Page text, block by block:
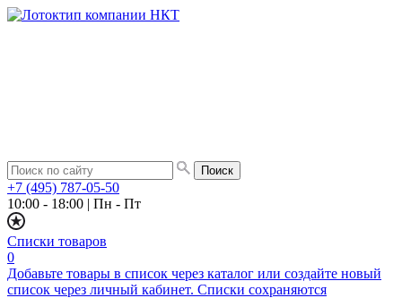
+7 (495) 787-05-50
10:00 - 18:00 | Пн - Пт
Списки товаров
0
Добавьте товары в список через каталог или создайте новый
список через личный кабинет. Списки сохраняются